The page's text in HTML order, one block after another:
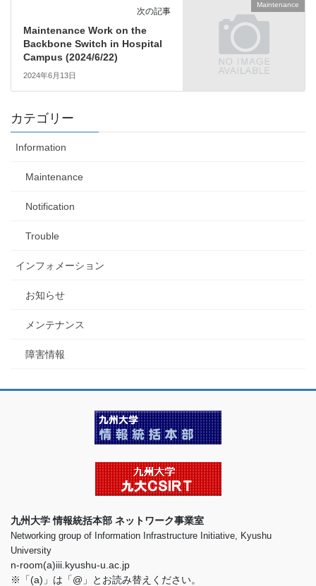
Maintenance
次の記事
Maintenance Work on the
Backbone Switch in Hospital
Campus (2024/6/22)
2024年6月13日
カテゴリー
Information
Maintenance
Notification
Trouble
インフォメーション
お知らせ
メンテナンス
障害情報
九州大学 情報統括本部 ネットワーク事業室
Networking group of Information Infrastructure Initiative, Kyushu
University
n-room(a)iii.kyushu-u.ac.jp
※「(a)」は「@」とお読み替えください。